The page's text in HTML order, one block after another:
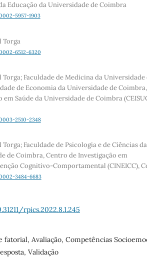
Educação da Universidade de Coimbra
5957-1903
Torga
6512-6320
Faculdade de Medicina da Universidade
de Economia da Universidade de
em Saúde da Universidade de Coimbra
2510-2348
Faculdade de Psicologia e de Ciências da
de Coimbra, Centro de Investigação em
Cognitivo-Comportamental (CINEICC),
3484-6683
rpics.2022.8.1.245
fatorial, Avaliação, Competências
Validação